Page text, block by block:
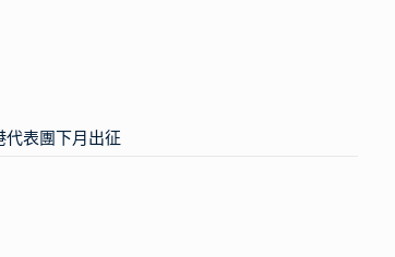
代表團下月出征